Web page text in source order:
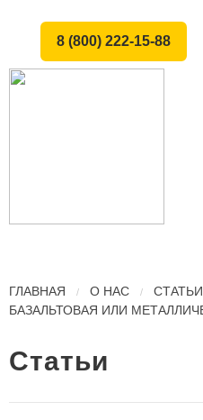
8 (800) 222-15-88
ГЛАВНАЯ О НАС
СТАТЬИ
БАЗАЛЬТОВАЯ ИЛИ
Статьи